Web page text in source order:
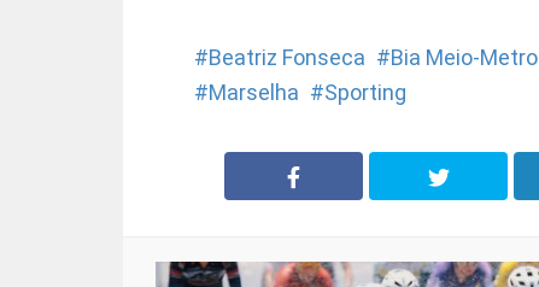
Beatriz Fonseca Bia Meio-Metro
Marselha
Sporting